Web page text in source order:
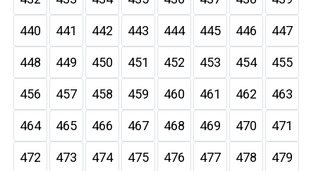
440 441 442 443 444 445 446 447
448 449 450 451 452 453 454 455
456 457 458 459 460 461 462 463
464 465 466 467 468 469 470 471
472 473 474 475 476 477 478 479